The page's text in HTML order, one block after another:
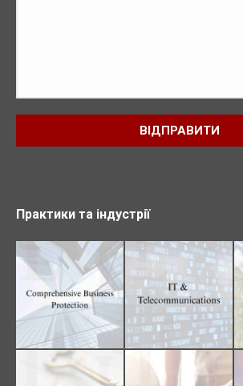
Практики та індустрії